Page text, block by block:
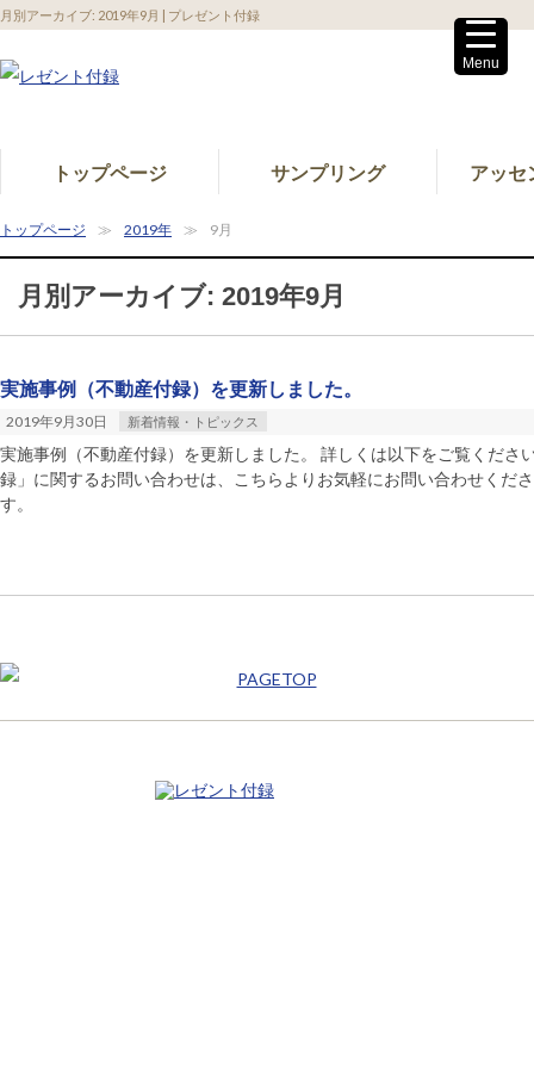
月別アーカイブ: 2019年9月 | プレゼント付録
トップページ サンプリング アッセ
トップページ 2019年 9月
月別アーカイブ: 2019年9月
実施事例（不動産付録）を更新しました。
2019年9月30日 新着情報・トピックス
実施事例（不動産付録）を更新しました。 詳しくは以下をご覧くだ
録」に関するお問い合わせは、こちらよりお気軽にお問い合わせくだ
す。
Menu